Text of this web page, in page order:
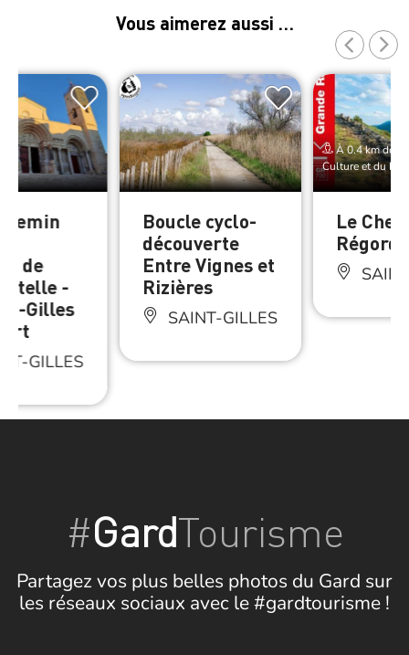
Vous aimerez aussi …
de
-
Gilles
GILLES
Boucle cyclo-
découverte
Entre Vignes et
Rizières
SAINT-GILLES
À 0.4 km de
Culture et du
Le
#GardTourisme
Partagez vos plus belles photos du Gard sur
les réseaux sociaux avec le #gardtourisme !